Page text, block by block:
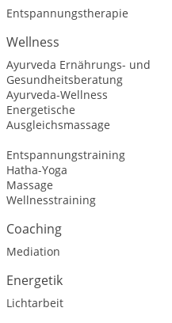
Entspannungstherapie
Wellness
Ayurveda Ernährungs- und
Gesundheitsberatung
Ayurveda-Wellness
Energetische
Ausgleichsmassage
Entspannungstraining
Hatha-Yoga
Massage
Wellnesstraining
Coaching
Mediation
Energetik
Lichtarbeit